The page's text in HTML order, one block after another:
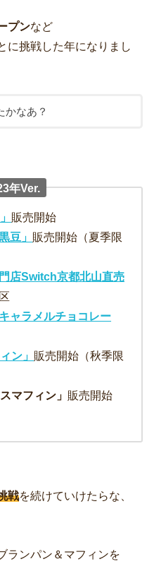
プンなど
に挑戦した年になりまし
かなあ？
年Ver.
販売開始
豆」 販売開始（夏季限
店Switch京都北山直売
ャラメルチョコレー
ン」 販売開始（秋季限
マフィン」 販売開始
戦を続けていけたらな、
ランパン＆マフィンを